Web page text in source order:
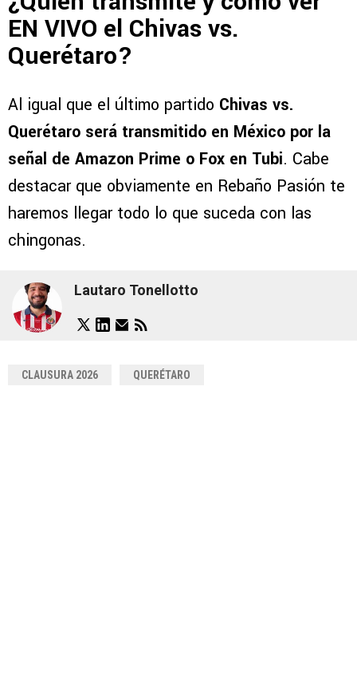
EN VIVO el Chivas vs.
Querétaro?
Al igual que el último partido Chivas vs.
Querétaro será transmitido en México por la
señal de Amazon Prime o Fox en Tubi. Cabe
destacar que obviamente en Rebaño Pasión te
haremos llegar todo lo que suceda con las
chingonas.
Lautaro Tonellotto
CLAUSURA 2026 QUERÉTARO